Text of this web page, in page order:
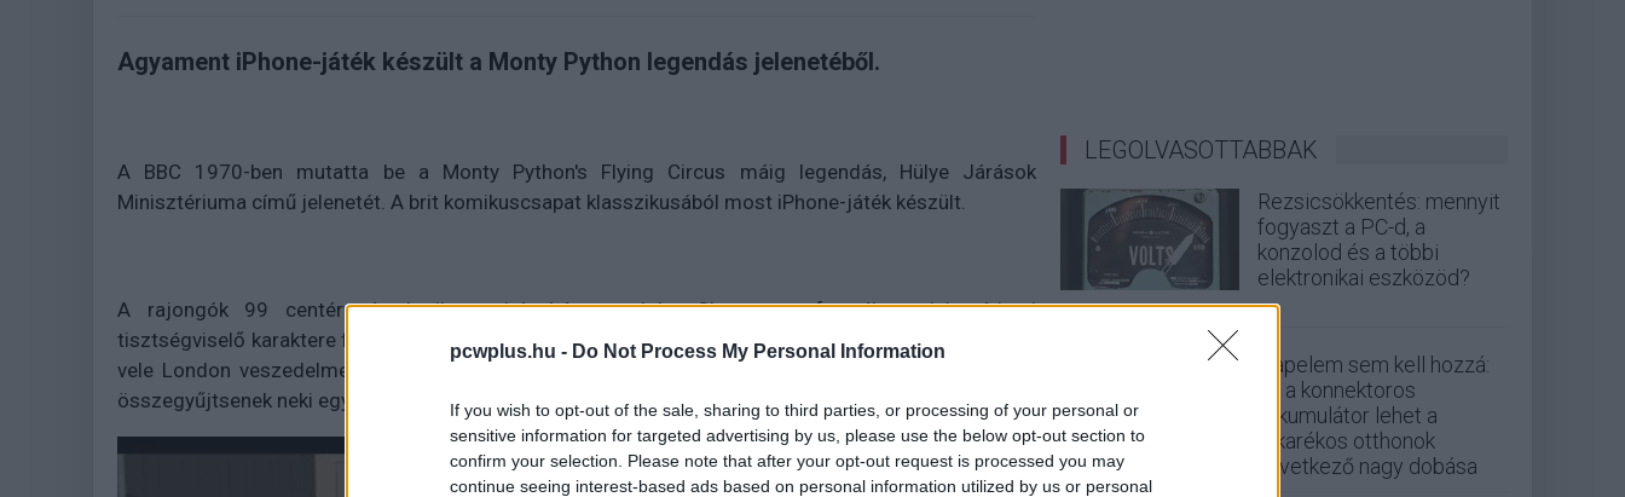
pcwplus.hu - Do Not Process My Personal Information
If you wish to opt-out of the sale, sharing to third parties, or processing of your personal or
sensitive information for targeted advertising by us, please use the below opt-out section to
confirm your selection. Please note that after your opt-out request is processed you may
continue seeing interest-based ads based on personal information utilized by us or personal
Agyament iPhone-játék készült a Monty Python legendás jelenetéből.
A BBC 1970-ben mutatta be a Monty Python's Flying Circus máig legendás, Hülye Járások
Minisztériuma című jelenetét. A brit komikuscsapat klasszikusából most iPhone-játék készült.
A rajongók 99 centért átvehetik az irányítást a John Cleese megformálta minisztériumi
tisztségviselő karaktere felett. A feladatuk az, hogy végigmasírozzanak, ugráljanak és csúszkáljanak
vele London veszedelmes akadályokkal teli utcáin, és az időnként felbukkanó érméket elkapkodva
összegyűjtsenek neki egy új, természetesen Union Jack mintás öltönyre valót.
LEGOLVASOTTABBAK
Rezsicsökkentés: mennyit
fogyaszt a PC-d, a
konzolod és a többi
elektronikai eszközöd?
Napelem sem kell hozzá:
ez a konnektoros
akkumulátor lehet a
takarékos otthonok
következő nagy dobása